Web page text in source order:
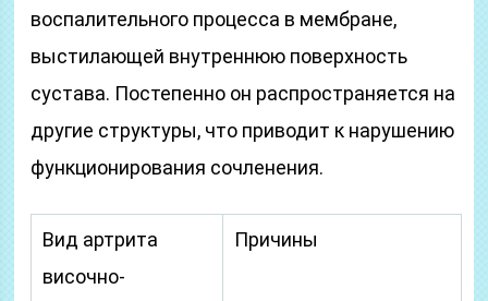
воспалительного процесса в мембране,
выстилающей внутреннюю поверхность
сустава. Постепенно он распространяется на
другие структуры, что приводит к нарушению
функционирования сочленения.
Вид артрита
височно-
Причины